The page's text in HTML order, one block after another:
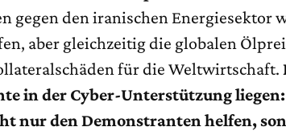
gegen den iranischen Energiesektor
aber gleichzeitig die globalen
für die Weltwirtschaft.
in der Cyber-Unterstützung
nur den Demonstranten helfen,